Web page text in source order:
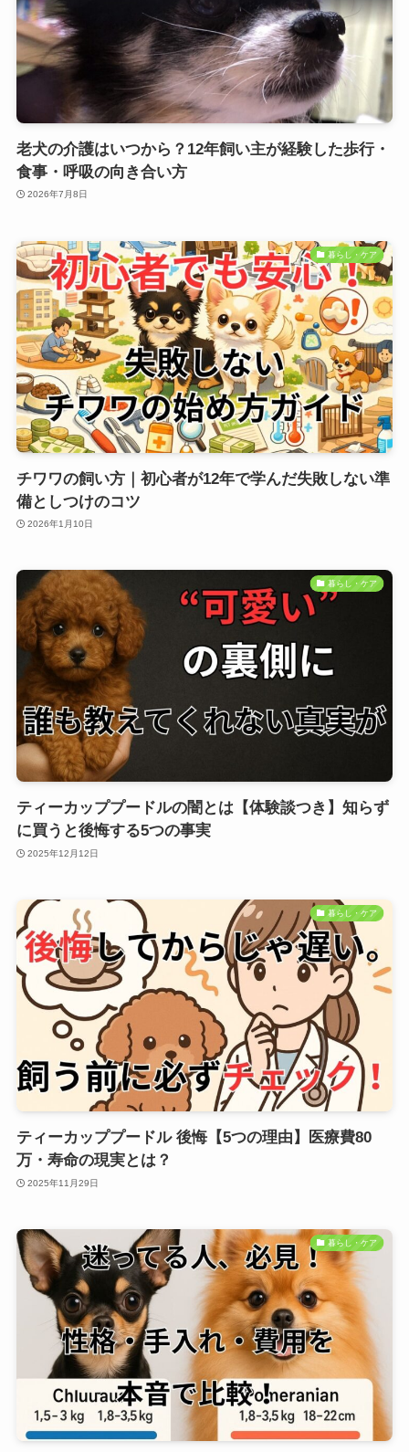
老犬の介護はいつから？12年飼い主が経験した歩行・
食事・呼吸の向き合い方
2026年7月8日
暮らし・ケア
チワワの飼い方｜初心者が12年で学んだ失敗しない準
備としつけのコツ
2026年1月10日
暮らし・ケア
ティーカッププードルの闇とは【体験談つき】知らず
に買うと後悔する5つの事実
2025年12月12日
暮らし・ケア
ティーカッププードル 後悔【5つの理由】医療費80
万・寿命の現実とは？
2025年11月29日
暮らし・ケア